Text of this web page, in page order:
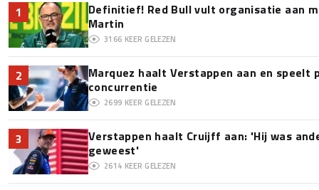
1
Definitief! Red Bull vult organisatie aan
Martin
3166 KEER GELEZEN
2
Marquez haalt Verstappen aan en speelt
concurrentie
2699 KEER GELEZEN
3
Verstappen haalt Cruijff aan: 'Hij was
geweest'
2614 KEER GELEZEN